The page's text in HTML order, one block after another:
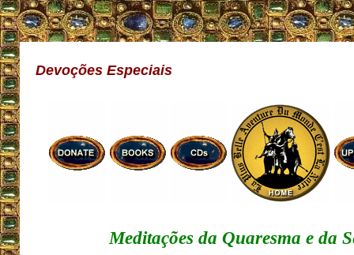
Devoções Especiais
Meditações da Quaresma e da